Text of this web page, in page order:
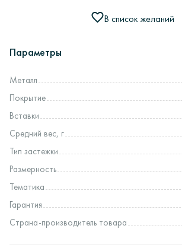
В список желаний
Параметры
Металл
Покрытие
Вставки
Средний вес, г
Тип застежки
Размерность
Тематика
Гарантия
Страна-производитель товара